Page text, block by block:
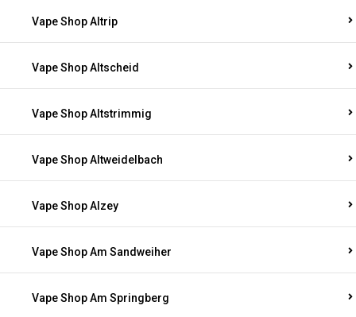
Vape Shop Altrip
Vape Shop Altscheid
Vape Shop Altstrimmig
Vape Shop Altweidelbach
Vape Shop Alzey
Vape Shop Am Sandweiher
Vape Shop Am Springberg